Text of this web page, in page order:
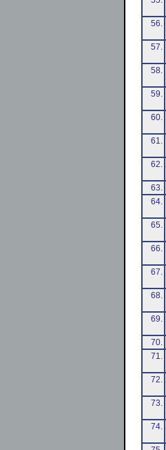
56.
57.
58.
59.
60.
61.
62.
63.
64.
65.
66.
67.
68.
69.
70.
71.
72.
73.
74.